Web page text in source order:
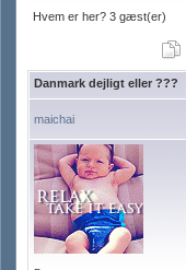
Hvem er her? 3 gæst(er)
Danmark dejligt eller ???
maichai